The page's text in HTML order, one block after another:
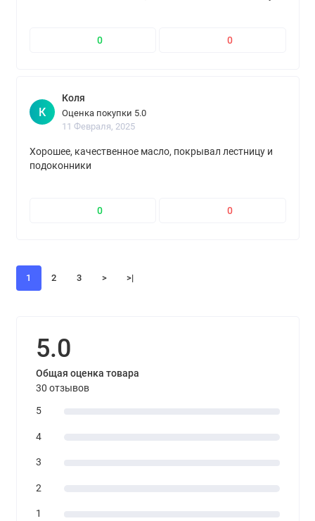
0 0
К
Коля
Оценка покупки 5.0
11 Февраля, 2025
Хорошее, качественное масло, покрывал лестницу и
подоконники
0 0
1 2 3 > >|
5.0
Общая оценка товара
30 отзывов
5
4
3
2
1